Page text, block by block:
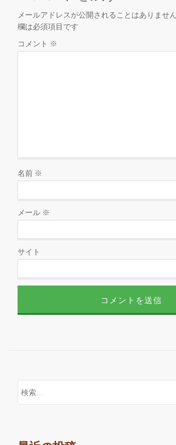
メールアドレスが公開されることはありません
欄は必須項目です
コメント ※
名前 ※
メール ※
サイト